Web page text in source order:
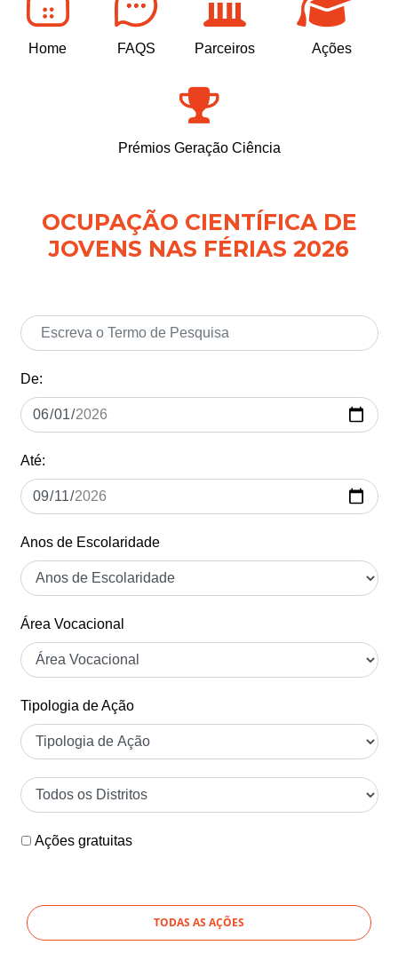
Home FAQS Parceiros Ações
Prémios Geração Ciência
OCUPAÇÃO CIENTÍFICA DE
JOVENS NAS FÉRIAS 2026
De:
Até:
Anos de Escolaridade
Área Vocacional
Tipologia de Ação
Ações gratuitas
TODAS AS AÇÕES